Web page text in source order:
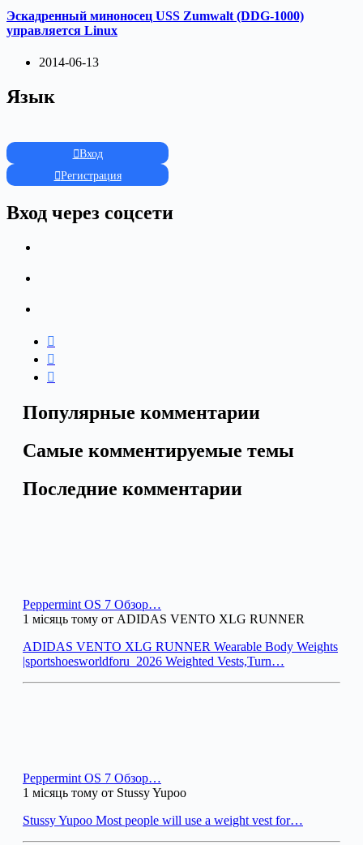
Эскадренный миноносец USS Zumwalt (DDG-1000)
управляется Linux
2014-06-13
Язык
Вход
Регистрация
Вход через соцсети
Популярные комментарии
Самые комментируемые темы
Последние комментарии
Peppermint OS 7 Обзор…
1 місяць тому от ADIDAS VENTO XLG RUNNER
ADIDAS VENTO XLG RUNNER Wearable Body Weights
|sportshoesworldforu_2026 Weighted Vests,Turn…
Peppermint OS 7 Обзор…
1 місяць тому от Stussy Yupoo
Stussy Yupoo Most people will use a weight vest for…